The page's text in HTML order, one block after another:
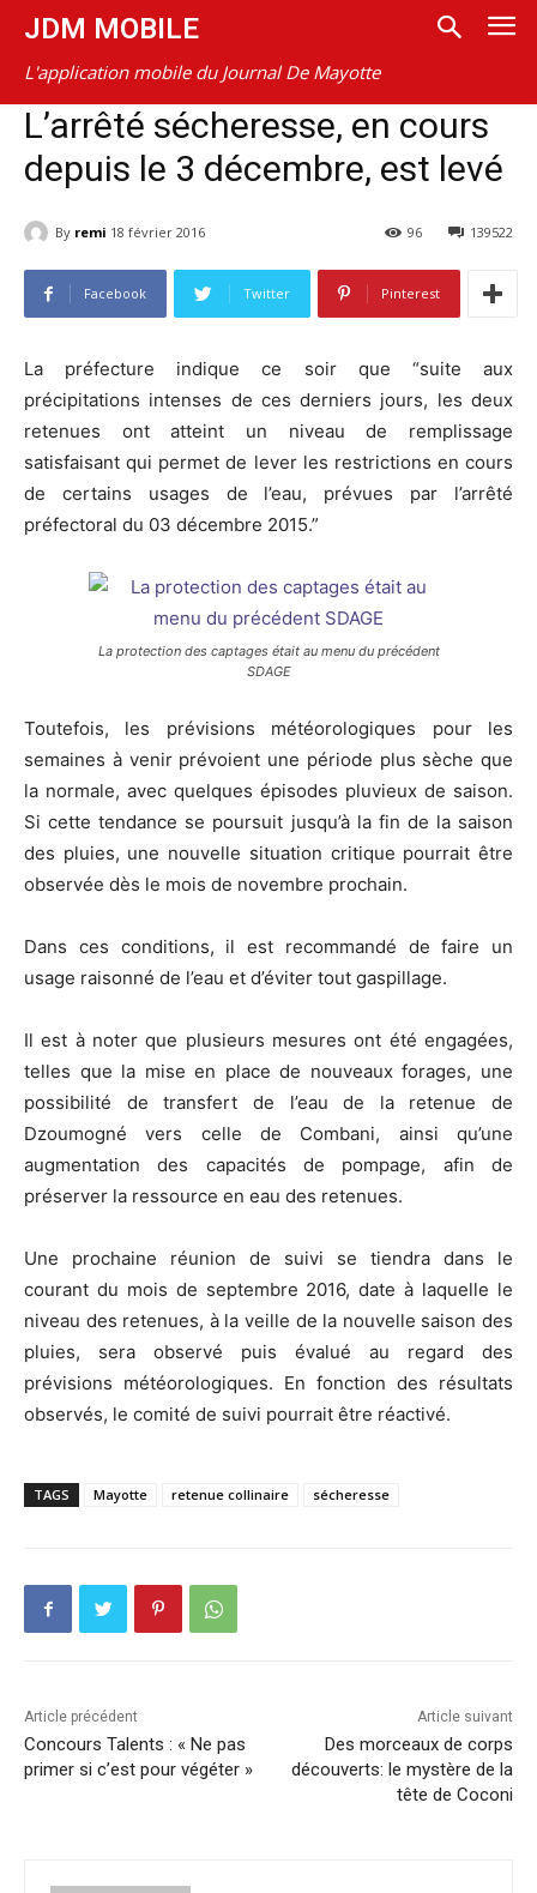
JDM MOBILE
L'application mobile du Journal De Mayotte
L’arrêté sécheresse, en cours
depuis le 3 décembre, est levé
By remi 18 février 2016 139522
96
Facebook Twitter Pinterest
La préfecture indique ce soir que “suite aux
précipitations intenses de ces derniers jours, les deux
retenues ont atteint un niveau de remplissage
satisfaisant qui permet de lever les restrictions en cours
de certains usages de l’eau, prévues par l’arrêté
préfectoral du 03 décembre 2015.”
La protection des captages était au menu du précédent
SDAGE
Toutefois, les prévisions météorologiques pour les
semaines à venir prévoient une période plus sèche que
la normale, avec quelques épisodes pluvieux de saison.
Si cette tendance se poursuit jusqu’à la fin de la saison
des pluies, une nouvelle situation critique pourrait être
observée dès le mois de novembre prochain.
Dans ces conditions, il est recommandé de faire un
usage raisonné de l’eau et d’éviter tout gaspillage.
Il est à noter que plusieurs mesures ont été engagées,
telles que la mise en place de nouveaux forages, une
possibilité de transfert de l’eau de la retenue de
Dzoumogné vers celle de Combani, ainsi qu’une
augmentation des capacités de pompage, afin de
préserver la ressource en eau des retenues.
Une prochaine réunion de suivi se tiendra dans le
courant du mois de septembre 2016, date à laquelle le
niveau des retenues, à la veille de la nouvelle saison des
pluies, sera observé puis évalué au regard des
prévisions météorologiques. En fonction des résultats
observés, le comité de suivi pourrait être réactivé.
TAGS Mayotte retenue collinaire sécheresse
Article précédent
Concours Talents : « Ne pas
primer si c’est pour végéter »
Article suivant
Des morceaux de corps
découverts: le mystère de la
tête de Coconi